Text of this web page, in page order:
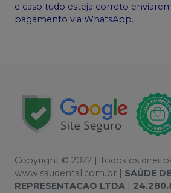
e caso tudo esteja correto
pagamento via WhatsApp.
Copyright © 2022 | Todos os
www.saudental.com.br | SAÚDE
REPRESENTACAO LTDA |